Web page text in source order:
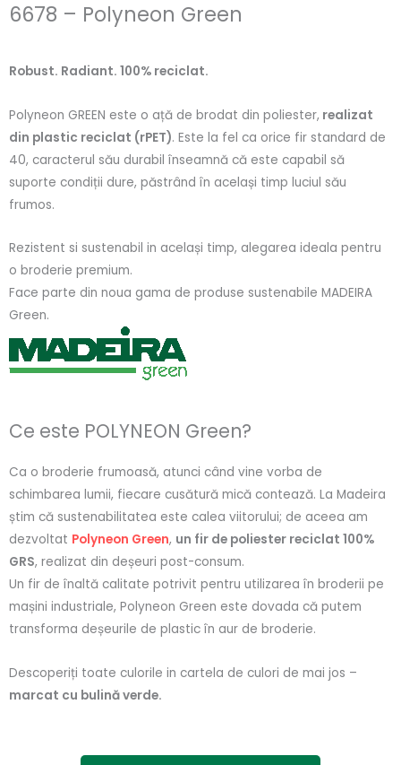
6678 – Polyneon Green
Robust. Radiant. 100% reciclat.
Polyneon GREEN este o ață de brodat din poliester, realizat
din plastic reciclat (rPET). Este la fel ca orice fir standard de
40, caracterul său durabil înseamnă că este capabil să
suporte condiții dure, păstrând în același timp luciul său
frumos.
Rezistent si sustenabil in același timp, alegarea ideala pentru
o broderie premium.
Face parte din noua gama de produse sustenabile MADEIRA
Green.
Ce este POLYNEON Green?
Ca o broderie frumoasă, atunci când vine vorba de
schimbarea lumii, fiecare cusătură mică contează. La Madeira
știm că sustenabilitatea este calea viitorului; de aceea am
dezvoltat Polyneon Green, un fir de poliester reciclat 100%
GRS, realizat din deșeuri post-consum.
Un fir de înaltă calitate potrivit pentru utilizarea în broderii pe
mașini industriale, Polyneon Green este dovada că putem
transforma deșeurile de plastic în aur de broderie.
Descoperiți toate culorile in cartela de culori de mai jos –
marcat cu bulină verde.